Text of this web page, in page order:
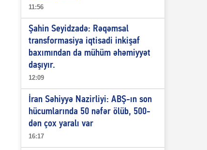
11:56
Şahin Seyidzadə: Rəqəmsal
transformasiya iqtisadi inkişaf
baxımından da mühüm əhəmiyyət
daşıyır.
12:09
İran Səhiyyə Nazirliyi: ABŞ-ın son
hücumlarında 50 nəfər ölüb, 500-
dən çox yaralı var
16:17